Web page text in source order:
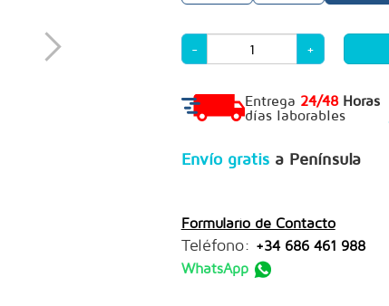
- +
Entrega 24/48 Horas
días laborables
Envío gratis a Península
Formulario de Contacto
Teléfono: +34 686 461 988
WhatsApp